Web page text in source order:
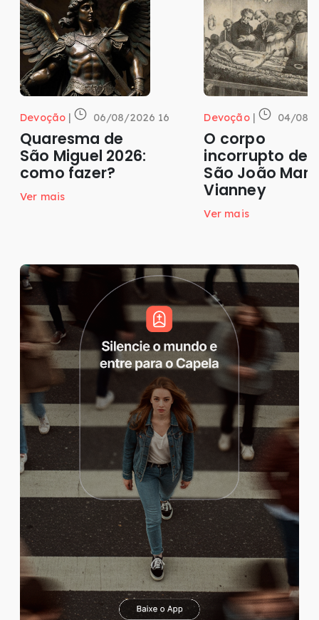
Devoção | 06/08/2026 16
Quaresma de
São Miguel 2026:
como fazer?
Ver mais
Devoção| 04/08/
O corpo
incorrupto de
São João
Vianney
Ver mais